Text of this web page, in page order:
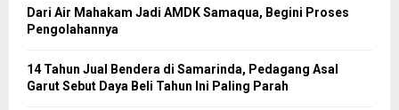
Dari Air Mahakam Jadi AMDK Samaqua, Begini Proses
Pengolahannya
14 Tahun Jual Bendera di Samarinda, Pedagang Asal
Garut Sebut Daya Beli Tahun Ini Paling Parah